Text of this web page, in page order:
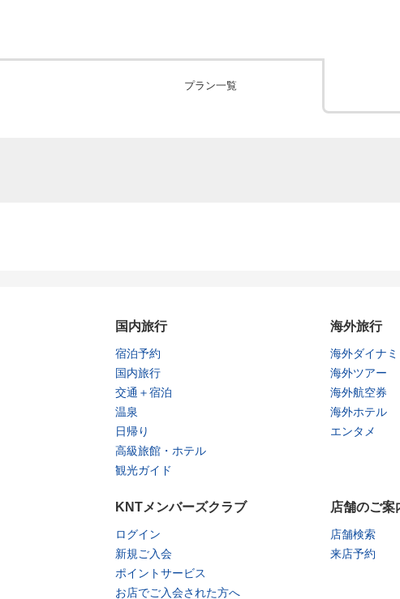
プラン一覧
国内旅行
宿泊予約
国内旅行
交通＋宿泊
温泉
日帰り
高級旅館・ホテル
観光ガイド
海外旅行
海外ダイナ
海外ツアー
海外航空券
海外ホテル
エンタメ
KNTメンバーズクラブ
ログイン
新規ご入会
ポイントサービス
お店でご入会された方へ
店舗のご案
店舗検索
来店予約